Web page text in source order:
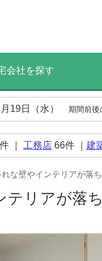
会社を探す
19日（水） 期間前後
件 ｜ 工務店 66件 ｜ 建
な壁やインテリアが落
リアが落